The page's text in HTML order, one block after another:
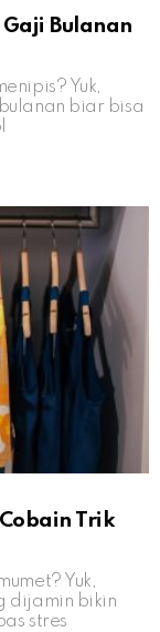
Bulanan
Yuk,
biar bisa
Trik
Yuk,
dijamin bikin
stres